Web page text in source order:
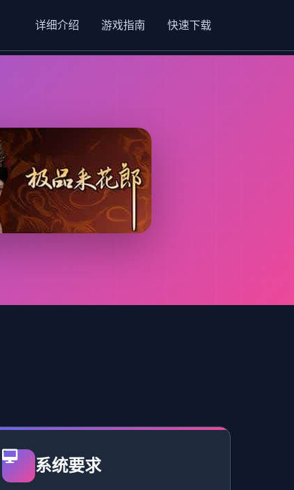
详细介绍 游戏指南 快速下载
系统要求